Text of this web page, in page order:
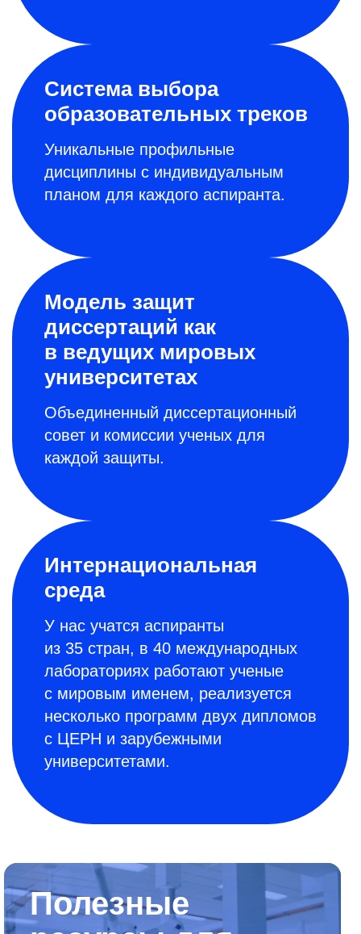
Система выбора
образовательных треков
Уникальные профильные
дисциплины с индивидуальным
планом для каждого аспиранта.
Модель защит
диссертаций как
в ведущих мировых
университетах
Объединенный диссертационный
совет и комиссии ученых для
каждой защиты.
Интернациональная
среда
У нас учатся аспиранты
из 35 стран, в 40 международных
лабораториях работают ученые
с мировым именем, реализуется
несколько программ двух дипломов
с ЦЕРН и зарубежными
университетами.
Полезные